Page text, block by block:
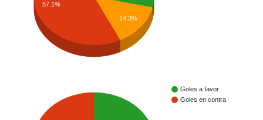
14.3%
57.1%
Goles a favor
Goles en contra